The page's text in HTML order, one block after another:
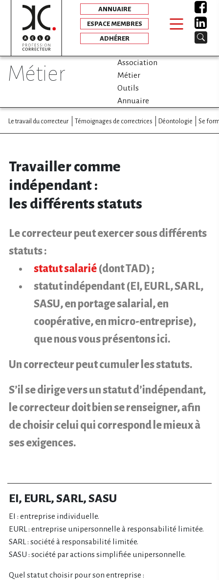
ANNUAIRE
ESPACE MEMBRES
ADHÉRER
métier
Association
Métier
Outils
Annuaire
Le travail du correcteur Témoignages de correctrices Déontologie Se
Travailler comme
indépendant :
les différents statuts
Le correcteur peut exercer sous différents
statuts :
statut salarié (dont TAD) ;
statut indépendant (EI, EURL, SARL,
SASU, en portage salarial, en
coopérative, en micro-entreprise),
que nous vous présentons ici.
Un correcteur peut cumuler les statuts.
S’il se dirige vers un statut d’indépendant,
le correcteur doit bien se renseigner, afin
de choisir celui qui correspond le mieux à
ses exigences.
EI, EURL, SARL, SASU
EI : entreprise individuelle.
EURL : entreprise unipersonnelle à responsabilité limitée.
SARL : société à responsabilité limitée.
SASU : société par actions simplifiée unipersonnelle.
Quel statut choisir pour son entreprise :